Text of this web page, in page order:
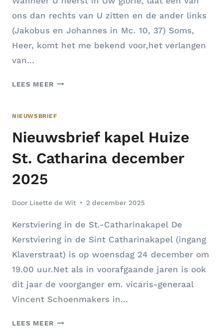
ons dan rechts van U zitten en de ander links
(Jakobus en Johannes in Mc. 10, 37) Soms,
Heer, komt het me bekend voor,het verlangen
van…
LEES MEER HERINNER
NIEUWSBRIEF
Nieuwsbrief kapel Huize
St. Catharina december
2025
Door Lisette de Wit 2 december 2025
Kerstviering in de St.-Catharinakapel De
Kerstviering in de Sint Catharinakapel (ingang
Klaverstraat) is op woensdag 24 december om
19.00 uur.Net als in voorafgaande jaren is ook
dit jaar de voorganger em. vicaris-generaal
Vincent Schoenmakers in…
LEES MEER NIEUWSBRIEF